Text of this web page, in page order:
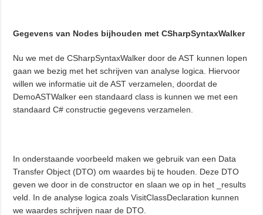
Gegevens van Nodes bijhouden met CSharpSyntaxWalker
Nu we met de CSharpSyntaxWalker door de AST kunnen lopen
gaan we bezig met het schrijven van analyse logica. Hiervoor
willen we informatie uit de AST verzamelen, doordat de
DemoASTWalker een standaard class is kunnen we met een
standaard C# constructie gegevens verzamelen.
In onderstaande voorbeeld maken we gebruik van een Data
Transfer Object (DTO) om waardes bij te houden. Deze DTO
geven we door in de constructor en slaan we op in het _results
veld. In de analyse logica zoals VisitClassDeclaration kunnen
we waardes schrijven naar de DTO.